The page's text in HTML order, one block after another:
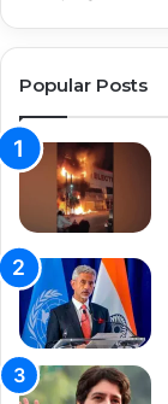
Popular Posts